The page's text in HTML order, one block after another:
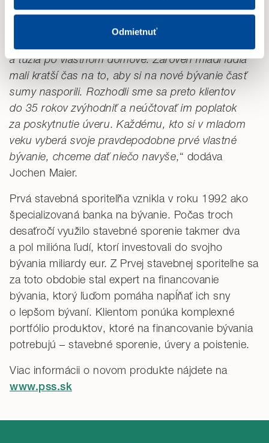
Audience. Svoj súhlas môžete kedykoľvek odvolať.
„Odmietnuť“ , budeme ukladať iba
nevyhnutné (technické) cookies potrebné pre chod webu.
Svoje voľby môžete kedykoľvek zmeniť v časti
„Prispôsobiť“
Detailné informácie o cookies nájdete tu.
Odmietnuť
Navyše, PSS prináša zvýhodnenie pre mladých ľudí
Je prirodzené, že hypotéky využívajú
a túžia po vlastnom domove. Zároveň mladí ľudia
mali kratší čas na to, aby si na nové bývanie časť
sumy nasporili. Rozhodli sme sa preto klientov
do 35 rokov zvýhodniť a neúčtovať im poplatok
za poskytnutie úveru. Každému, kto si v mladom
veku vyberá svoje pravdepodobne prvé vlastné
bývanie, chceme dať niečo navyše,“ dodáva
Jochen Maier.
Prvá stavebná sporiteľňa vznikla v roku 1992 ako
špecializovaná banka na bývanie. Počas troch
desaťročí využilo stavebné sporenie takmer dva
a pol milióna ľudí, ktorí investovali do svojho
bývania miliardy eur. Z Prvej stavebnej sporiteľne sa
za toto obdobie stal expert na financovanie
bývania, ktorý ľuďom pomáha napĺňať ich sny
o lepšom bývaní. Klientom ponúka komplexné
portfólio produktov, ktoré na financovanie bývania
potrebujú – stavebné sporenie, úvery a poistenie.
Viac informácii o novom produkte nájdete na
www.pss.sk